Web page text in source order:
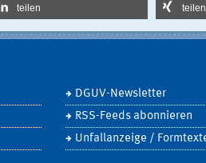
teilen teilen
DGUV-Newsletter
RSS-Feeds abonnieren
Unfallanzeige /